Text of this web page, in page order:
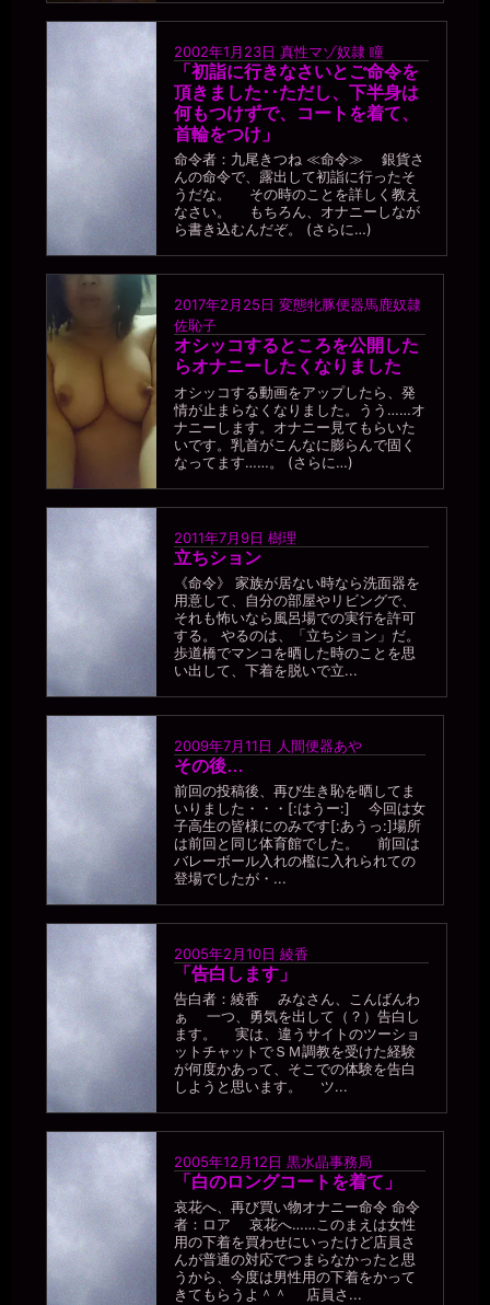
2002年1月23日 真性マゾ奴隷 瞳
「初詣に行きなさいとご命令を
頂きました･･ただし、下半身は
何もつけずで、コートを着て、
首輪をつけ」
命令者：九尾きつね ≪命令≫ 銀貨さ
んの命令で、露出して初詣に行ったそ
うだな。 その時のことを詳しく教え
なさい。 もちろん、オナニーしなが
ら書き込むんだぞ。 (さらに…)
2017年2月25日 変態牝豚便器馬鹿奴隷
佐恥子
オシッコするところを公開した
らオナニーしたくなりました
オシッコする動画をアップしたら、発
情が止まらなくなりました。うう……オ
ナニーします。オナニー見てもらいた
いです。乳首がこんなに膨らんで固く
なってます……。 (さらに…)
2011年7月9日 樹理
立ちション
《命令》 家族が居ない時なら洗面器を
用意して、自分の部屋やリビングで、
それも怖いなら風呂場での実行を許可
する。 やるのは、「立ちション」だ。
歩道橋でマンコを晒した時のことを思
い出して、下着を脱いで立...
2009年7月11日 人間便器あや
その後…
前回の投稿後、再び生き恥を晒してま
いりました・・・[:はうー:] 今回は女
子高生の皆様にのみです[:あうっ:]場所
は前回と同じ体育館でした。 前回は
バレーボール入れの檻に入れられての
登場でしたが・...
2005年2月10日 綾香
「告白します」
告白者：綾香 みなさん、こんばんわ
ぁ 一つ、勇気を出して（？）告白し
ます。 実は、違うサイトのツーショ
ットチャットでＳＭ調教を受けた経験
が何度かあって、そこでの体験を告白
しようと思います。 ツ...
2005年12月12日 黒水晶事務局
「白のロングコートを着て」
哀花へ、再び買い物オナニー命令 命令
者：ロア 哀花へ……このまえは女性
用の下着を買わせにいったけど店員さ
んが普通の対応でつまらなかったと思
うから、今度は男性用の下着をかって
きてもらうよ＾＾ 店員さ...
うう。。風俗は。。
一枚の銀貨
2026年7月18日 - 21:06
風俗は、お金をもらえるぞ（笑）
一枚の銀貨
2026年7月18日 - 21:06
まぁ、そのお金も取り上げられるかもしれんが。
miiki0119
2026年7月18日 - 21:07
あうう。。今でも毎日マッチングアプリで男性とホテルに行ってる
のに。。
2026年7月18日 - 21:10
なるほど。つまり、肉便器としてはセックスで商売するより、タダ
マンを使ってもらいたい……と。
一枚の銀貨
2026年7月18日 - 21:11
自分のマンコに金銭的な価値が付くより、「マンコ0円」の公衆便所
として扱われたいわけだ。
2026年7月18日 - 21:11
っていただいているので1人１万円はいただいています。。
miiki0119
2026年7月18日 - 21:12
うう。。マンコ0円なんて。。
一枚の銀貨
2026年7月18日 - 21:15
( ･`ω･´)ﾅﾝ…ﾀﾞﾄ!? 便器のくせに生意気な。
miiki0119
2026年7月18日 - 21:15
一枚の銀貨
2026年7月18日 - 21:18
そのうち、「便器が喋った」と人から驚かれるようになるだろう。
miiki0119
2026年7月18日 - 21:19
うう。。
一枚の銀貨
2026年7月18日 - 21:21
便器の成長を見守るなんて、初めての体験だよ（笑）
miiki0119
2026年7月18日 - 21:22
うう。。
一枚の銀貨
2026年7月18日 - 21:26
しかし、便器のくせに文才もあるのが不思議だ。ちゃんとエロい読
み物になってる。せっかくの才能が、モッタイナイ。
miiki0119
2026年7月18日 - 21:26
うう。。褒めていただいているんでしょうか。。？
一枚の銀貨
2026年7月18日 - 21:29
褒めてるよ、読みやすくエロい。そして、こんなアホな女見たこと
ない、と呆れてる┐(´∀｀)┌
miiki0119
2026年7月18日 - 21:30
うう。。褒められてるけど。。情けないです。。